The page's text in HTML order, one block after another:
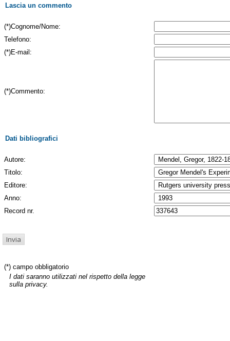
Lascia un commento
(*)Cognome/Nome:
Telefono:
(*)E-mail:
(*)Commento:
Dati bibliografici
Autore:
Titolo:
Editore:
Anno:
Record nr.
(*) campo obbligatorio
I dati saranno utilizzati nel rispetto della legge
sulla privacy.